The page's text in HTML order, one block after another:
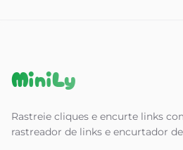
MiniLy
Rastreie cliques e encurte links
rastreador de links e encurtador